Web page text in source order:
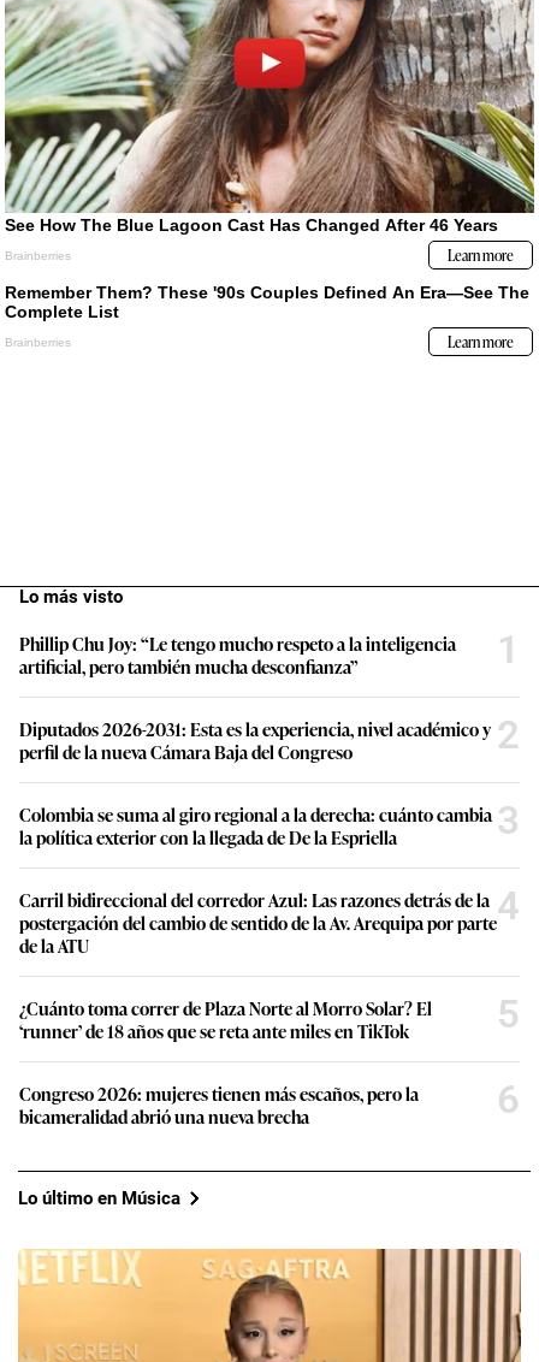
Lo más visto
Phillip Chu Joy: “Le tengo mucho respeto a la inteligencia
artificial, pero también mucha desconfianza”
1
Diputados 2026-2031: Esta es la experiencia, nivel académico y
perfil de la nueva Cámara Baja del Congreso
2
Colombia se suma al giro regional a la derecha: cuánto cambia
la política exterior con la llegada de De la Espriella
3
Carril bidireccional del corredor Azul: Las razones detrás de la
postergación del cambio de sentido de la Av. Arequipa por parte
de la ATU
4
¿Cuánto toma correr de Plaza Norte al Morro Solar? El
‘runner’ de 18 años que se reta ante miles en TikTok
5
Congreso 2026: mujeres tienen más escaños, pero la
bicameralidad abrió una nueva brecha
6
Lo último en Música